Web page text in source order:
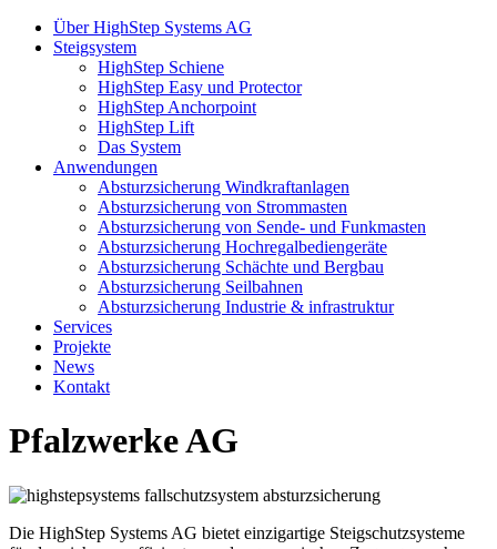
Über HighStep Systems AG
Steigsystem
HighStep Schiene
HighStep Easy und Protector
HighStep Anchorpoint
HighStep Lift
Das System
Anwendungen
Absturzsicherung Windkraftanlagen
Absturzsicherung von Strommasten
Absturzsicherung von Sende- und Funkmasten
Absturzsicherung Hochregalbediengeräte
Absturzsicherung Schächte und Bergbau
Absturzsicherung Seilbahnen
Absturzsicherung Industrie & infrastruktur
Services
Projekte
News
Kontakt
Pfalzwerke AG
Die HighStep Systems AG bietet einzigartige Steigschutzsysteme